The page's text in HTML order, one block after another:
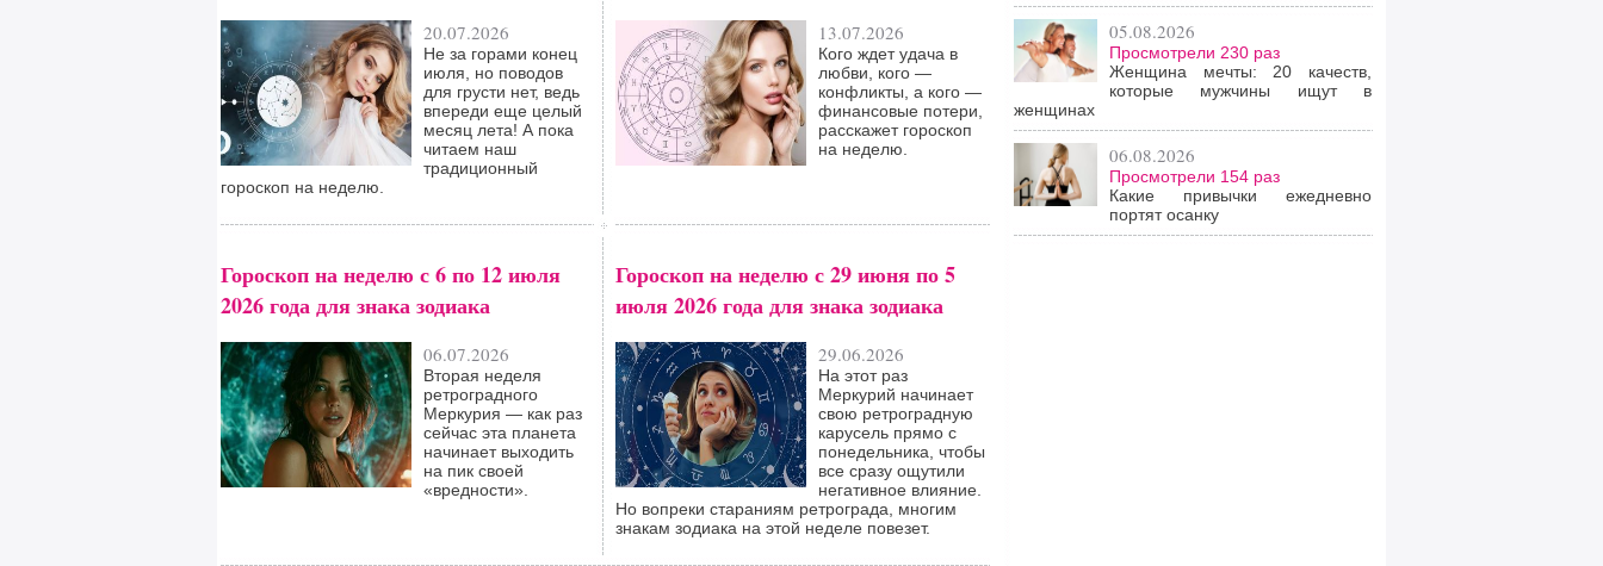
20.07.2026
Не за горами конец
июля, но поводов
для грусти нет, ведь
впереди еще целый
месяц лета! А пока
читаем наш
традиционный
гороскоп на неделю.
13.07.2026
Кого ждет удача в
любви, кого —
конфликты, а кого —
финансовые потери,
расскажет гороскоп
на неделю.
Гороскоп на неделю с 6 по 12 июля
2026 года для знака зодиака
06.07.2026
Вторая неделя
ретроградного
Меркурия — как раз
сейчас эта планета
начинает выходить
на пик своей
«вредности».
Гороскоп на неделю с 29 июня по 5
июля 2026 года для знака зодиака
29.06.2026
На этот раз
Меркурий начинает
свою ретроградную
карусель прямо с
понедельника, чтобы
все сразу ощутили
негативное влияние.
Но вопреки стараниям ретрограда, многим
знакам зодиака на этой неделе повезет.
05.08.2026
Просмотрели 230 раз
Женщина мечты: 20 качеств,
которые мужчины ищут в
женщинах
06.08.2026
Просмотрели 154 раз
Какие привычки ежедневно
портят осанку